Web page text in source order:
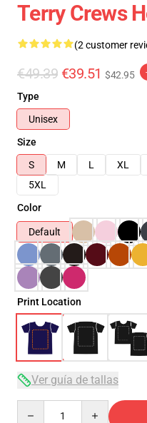
Terry Crews
(2 customer
€49.39 €39.51 $42.95
Type
Unisex
Size
S
M L XL
5XL
Color
Default
Print Location
Ver guía de tallas